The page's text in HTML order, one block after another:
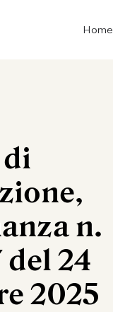
Home
n.
del 24
2025